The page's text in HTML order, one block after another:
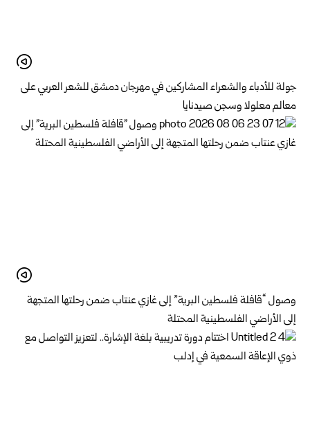
جولة للأدباء والشعراء المشاركين في مهرجان دمشق للشعر العربي على
معالم معلولا وسجن صيدنايا
وصول “قافلة فلسطين البرية” إلى غازي عنتاب ضمن رحلتها المتجهة
إلى الأراضي الفلسطينية المحتلة